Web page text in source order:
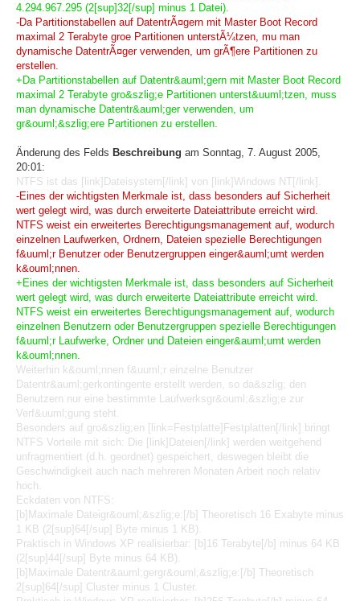
4.294.967.295 (2[sup]32[/sup] minus 1 Datei).
-Da Partitionstabellen auf DatentrÃ¤gern mit Master Boot Record
maximal 2 Terabyte groe Partitionen unterstÃ¼tzen, mu man
dynamische DatentrÃ¤ger verwenden, um grÃ¶ere Partitionen zu
erstellen.
+Da Partitionstabellen auf Datentr&auml;gern mit Master Boot Record
maximal 2 Terabyte gro&szlig;e Partitionen unterst&uuml;tzen, muss
man dynamische Datentr&auml;ger verwenden, um
gr&ouml;&szlig;ere Partitionen zu erstellen.
Änderung des Felds Beschreibung am Sonntag, 7. August 2005,
20:01:
NTFS ist das [link]Dateisystem[/link] von [link]Windows NT[/link].
-Eines der wichtigsten Merkmale ist, dass besonders auf Sicherheit
wert gelegt wird, was durch erweiterte Dateiattribute erreicht wird.
NTFS weist ein erweitertes Berechtigungsmanagement auf, wodurch
einzelnen Laufwerken, Ordnern, Dateien spezielle Berechtigungen
f&uuml;r Benutzer oder Benutzergruppen einger&auml;umt werden
k&ouml;nnen.
+Eines der wichtigsten Merkmale ist, dass besonders auf Sicherheit
wert gelegt wird, was durch erweiterte Dateiattribute erreicht wird.
NTFS weist ein erweitertes Berechtigungsmanagement auf, wodurch
einzelnen Benutzern oder Benutzergruppen spezielle Berechtigungen
f&uuml;r Laufwerke, Ordner und Dateien einger&auml;umt werden
k&ouml;nnen.
Weiterhin k&ouml;nnen f&uuml;r einzelne Benutzer
Datentr&auml;gerkontingente erstellt werden, so da&szlig; den
Benutzern nur eine bestimmte Laufwerksgr&ouml;&szlig;e zur
Verf&uuml;gung steht.
Besonders auf gro&szlig;en [link=Festplatte]Festplatten[/link] bringt
NTFS Vorteile mit sich: Die [link]Dateien[/link] werden weitgehend
unfragmentiert (d.h. geordnet) gespeichert, deswegen bleibt die
Geschwindigkeit auch nach mehreren Monaten Arbeit noch relativ
hoch.
Eckdaten von NTFS:
[b]Maximale Dateigr&ouml;&szlig;e:[/b] Theoretisch 16 Exabyte minus
1 KB (2[sup]64[/sup] Byte minus 1 KB).
Praktisch in Windows XP realisierbar: [b]16 Terabyte[/b] minus 64 KB
(2[sup]44[/sup] Byte minus 64 KB).
[b]Maximale Datentr&auml;gergr&ouml;&szlig;e:[/b] Theoretisch
2[sup]64[/sup] Cluster minus 1 Cluster.